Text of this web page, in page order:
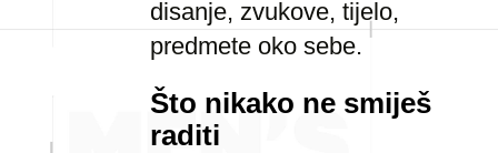
disanje, zvukove, tijelo,
predmete oko sebe.
Što nikako ne smiješ
raditi